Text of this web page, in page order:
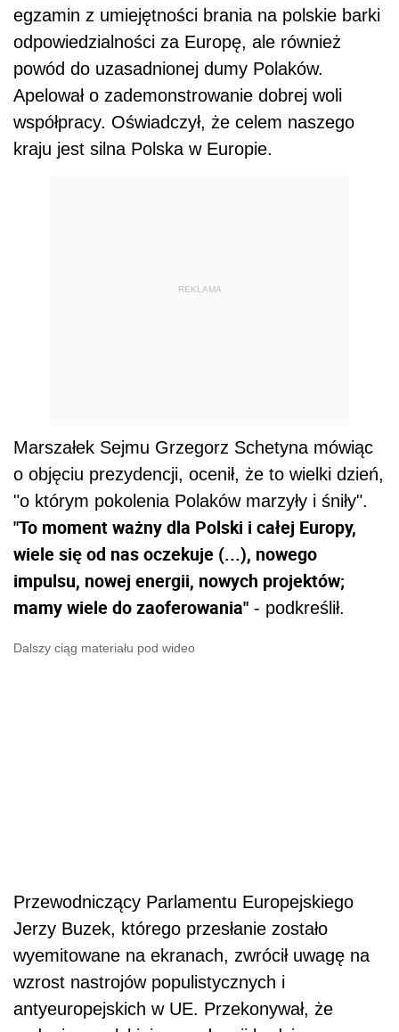
egzamin z umiejętności brania na polskie barki
odpowiedzialności za Europę, ale również
powód do uzasadnionej dumy Polaków.
Apelował o zademonstrowanie dobrej woli
współpracy. Oświadczył, że celem naszego
kraju jest silna Polska w Europie.
REKLAMA
Marszałek Sejmu Grzegorz Schetyna mówiąc
o objęciu prezydencji, ocenił, że to wielki dzień,
"o którym pokolenia Polaków marzyły i śniły".
"To moment ważny dla Polski i całej Europy,
wiele się od nas oczekuje (...), nowego
impulsu, nowej energii, nowych projektów;
mamy wiele do zaoferowania" - podkreślił.
Dalszy ciąg materiału pod wideo
Przewodniczący Parlamentu Europejskiego
Jerzy Buzek, którego przesłanie zostało
wyemitowane na ekranach, zwrócił uwagę na
wzrost nastrojów populistycznych i
antyeuropejskich w UE. Przekonywał, że